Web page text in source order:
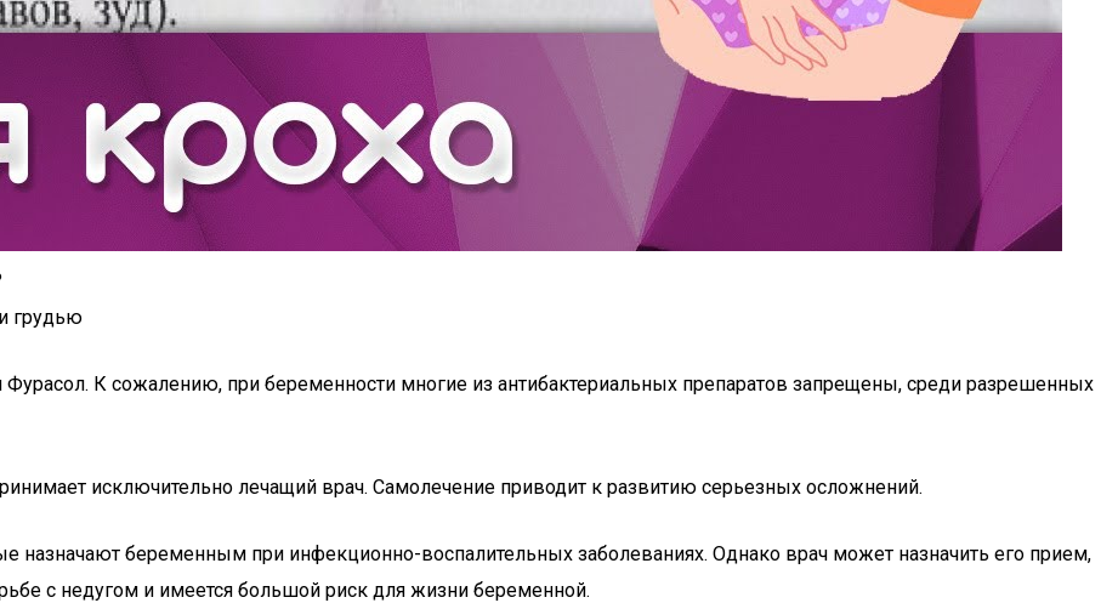
грудью
К сожалению, при беременности многие из антибактериальных препаратов запрещены, среди разрешенных
исключительно лечащий врач. Самолечение приводит к развитию серьезных осложнений.
назначают беременным при инфекционно-воспалительных заболеваниях. Однако врач может назначить его прием,
с недугом и имеется большой риск для жизни беременной.